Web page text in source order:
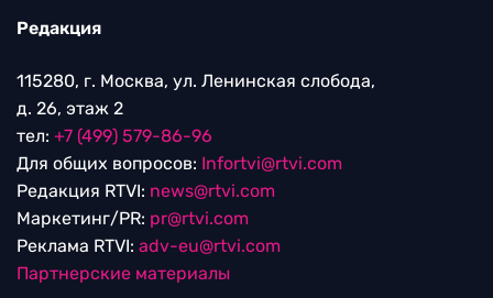
Редакция
115280, г. Москва, ул. Ленинская слобода,
д. 26, этаж 2
тел: +7 (499) 579-86-96
Для общих вопросов: Infortvi@rtvi.com
Редакция RTVI: news@rtvi.com
Маркетинг/PR: pr@rtvi.com
Реклама RTVI: adv-eu@rtvi.com
Партнерские материалы